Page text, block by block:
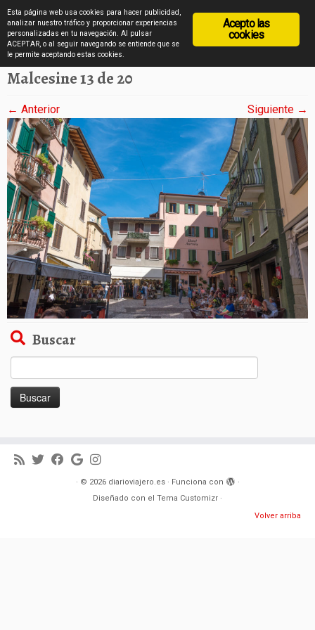
Saltar
al
diarioviajero.es
Inicio » Malcesine en imágenes
Malcesine 13 de 20
← Anterior Siguiente →
Buscar
· © 2026 diarioviajero.es· Funciona con
·
Diseñado con el Tema Customizr ·
Volver arriba
Acepto las
cookies
Esta página web usa cookies para hacer publicidad,
analizar nuestro tráfico y proporcionar experiencias
personalizadas en tu navegación. Al pulsar
ACEPTAR, o al seguir navegando se entiende que se
le permite aceptando estas cookies.